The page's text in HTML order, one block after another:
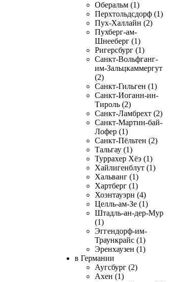
Оберальм (1)
Перхтольдсдорф (1)
Пух-Халлайн (2)
Пухберг-ам-
Шнееберг (1)
Ригерсбург (1)
Санкт-Вольфганг-
им-Зальцкаммергут
(2)
Санкт-Гильген (1)
Санкт-Иоганн-ин-
Тироль (2)
Санкт-Ламбрехт (2)
Санкт-Мартин-бай-
Лофер (1)
Санкт-Пёльтен (2)
Тальгау (1)
Туррахер Хёэ (1)
Хайлигенблут (1)
Хальванг (1)
Хартберг (1)
Хоэнтауэрн (4)
Целль-ам-Зе (1)
Штадль-ан-дер-Мур
(1)
Эггендорф-им-
Траункрайс (1)
Эренхаузен (1)
в Германии
Аугсбург (2)
Ахен (1)